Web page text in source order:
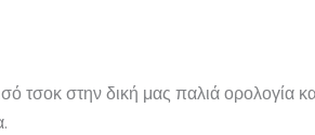
τσοκ στην δική μας παλιά ορολογία